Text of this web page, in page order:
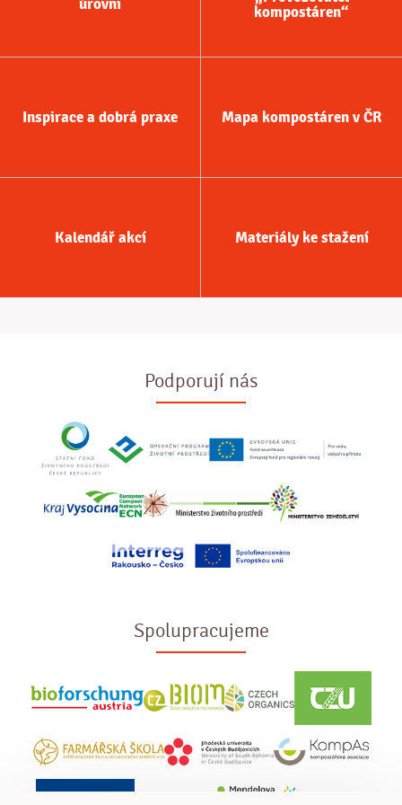
úrovni
kompostáren“
Inspirace a dobrá praxe Mapa kompostáren v ČR
Kalendář akcí Materiály ke stažení
Podporují nás
Spolupracujeme